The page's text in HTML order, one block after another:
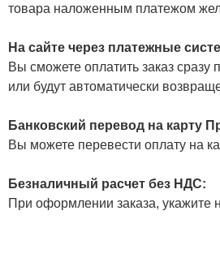
товара наложенным платежом
На сайте через платежные
Вы сможете оплатить заказ
или будут автоматически
Банковский перевод на карту
Вы можете перевести оплату на
Безналичный расчет без НДС:
При оформлении заказа, укажите